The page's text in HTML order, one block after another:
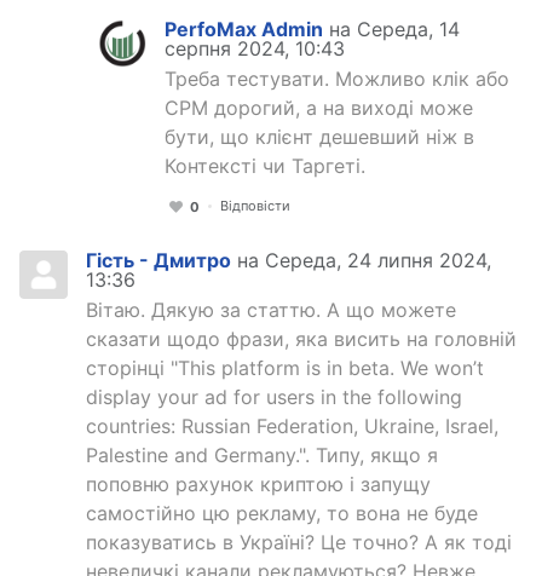
PerfoMax Admin на Середа, 14
серпня 2024, 10:43
Треба тестувати. Можливо клік або
CPM дорогий, а на виході може
бути, що клієнт дешевший ніж в
Контексті чи Таргеті.
0 Відповісти
Гість - Дмитро на Середа, 24 липня 2024,
13:36
Вітаю. Дякую за статтю. А що можете
сказати щодо фрази, яка висить на головній
сторінці "This platform is in beta. We won’t
display your ad for users in the following
countries: Russian Federation, Ukraine, Israel,
Palestine and Germany.". Типу, якщо я
поповню рахунок криптою і запущу
самостійно цю рекламу, то вона не буде
показуватись в Україні? Це точно? А як тоді